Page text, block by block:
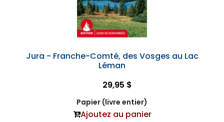
Jura - Franche-Comté, des Vosges au Lac
Léman
29,95 $
Papier (livre entier)
Ajoutez au panier